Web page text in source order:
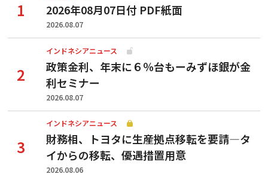
2026年08月07日付 PDF紙面
2026.08.07
インドネシアニュース
政策金利、年末に６％台もーみずほ銀が金
利セミナー
2026.08.07
インドネシアニュース
財務相、トヨタに生産拠点移転を要請—タ
イからの移転、優遇措置用意
2026.08.06